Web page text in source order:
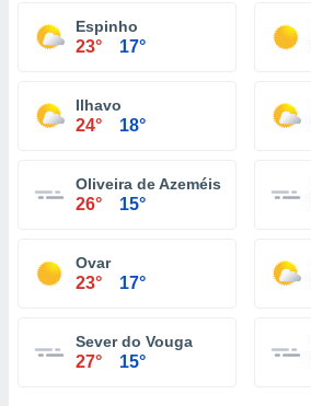
Espinho
23° 17°
Ilhavo
24° 18°
Oliveira de Azeméis
26° 15°
Ovar
23° 17°
Sever do Vouga
27° 15°